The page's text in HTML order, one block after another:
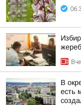
В
есть